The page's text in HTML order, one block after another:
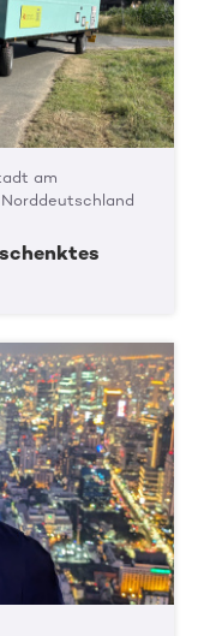
am